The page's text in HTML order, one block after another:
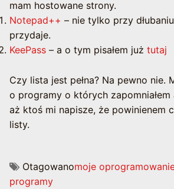
mam hostowane strony.
Notepad++ – nie tylko przy
przydaje.
KeePass – a o tym pisałem już tutaj
Czy lista jest pełna? Na pewno nie.
o programy o których
aż ktoś mi napisze, że powinienem
listy.
Otagowanomoje
programy